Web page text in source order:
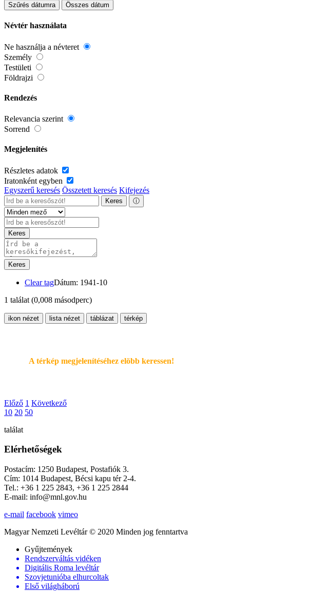
Szűrés dátumra Összes dátum
Névtér használata
Ne használja a névteret
Személy
Testületi
Földrajzi
Rendezés
Relevancia szerint
Sorrend
Megjelenítés
Részletes adatok
Iratonként egyben
Egyszerű keresés Összetett keresés Kifejezés
Keres ⓘ
Keres
Keres
Clear tagDátum: 1941-10
1 találat (0,008 másodperc)
ikon nézet lista nézet táblázat térkép
A térkép megjelenítéséhez elöbb keressen!
Előző 1 Következő
10 20 50
találat
Elérhetőségek
Postacím: 1250 Budapest, Postafiók 3.
Cím: 1014 Budapest, Bécsi kapu tér 2-4.
Tel.: +36 1 225 2843, +36 1 225 2844
E-mail: info@mnl.gov.hu
e-mail facebook vimeo
Magyar Nemzeti Levéltár © 2020 Minden jog fenntartva
Gyűjtemények
Rendszerváltás vidéken
Digitális Roma levéltár
Szovjetunióba elhurcoltak
Első világháború